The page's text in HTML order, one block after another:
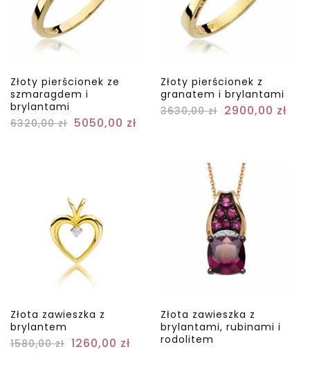
Złoty pierścionek ze
szmaragdem i
brylantami
6320,00zł 5050,00 zł
Złoty pierścionek z
granatem i brylantami
3630,00zł 2900,00 zł
Złota zawieszka z
brylantem
1580,00zł 1260,00 zł
Złota zawieszka z
brylantami, rubinami i
rodolitem